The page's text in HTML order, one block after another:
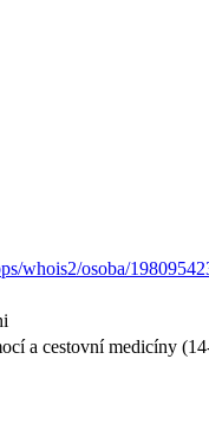
whois2/osoba/
a cestovní medicíny